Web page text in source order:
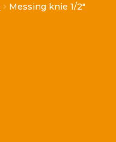
Messing knie 1/2″